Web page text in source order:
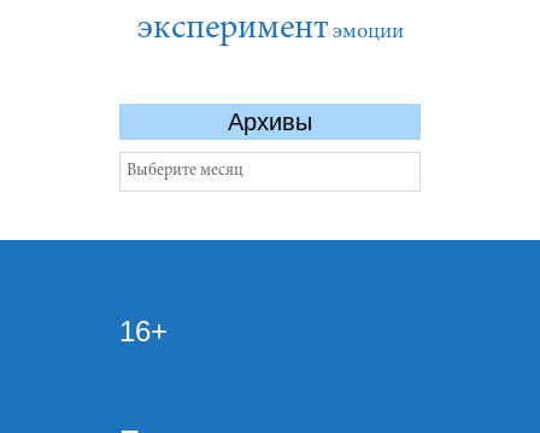
экспериментэмоции
Архивы
Архивы
16+